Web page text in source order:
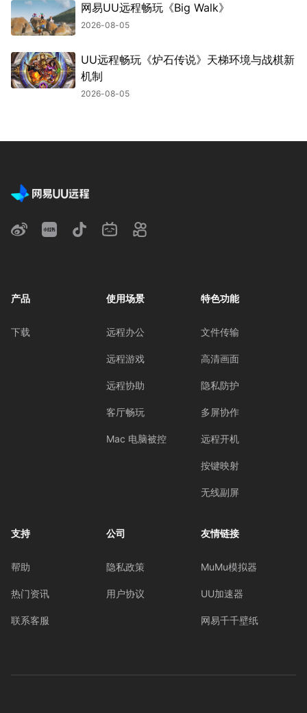
网易UU远程畅玩《Big Walk》
2026-08-05
UU远程畅玩《炉石传说》天梯环境与战棋新
机制
2026-08-05
产品
下载
使用场景
远程办公
远程游戏
远程协助
客厅畅玩
Mac 电脑被控
特色功能
文件传输
高清画面
隐私防护
多屏协作
远程开机
按键映射
无线副屏
支持
帮助
热门资讯
联系客服
公司
隐私政策
用户协议
友情链接
MuMu模拟器
UU加速器
网易千千壁纸